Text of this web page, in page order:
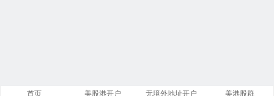
首页 美股港开户 无境外地址开户 美港股群